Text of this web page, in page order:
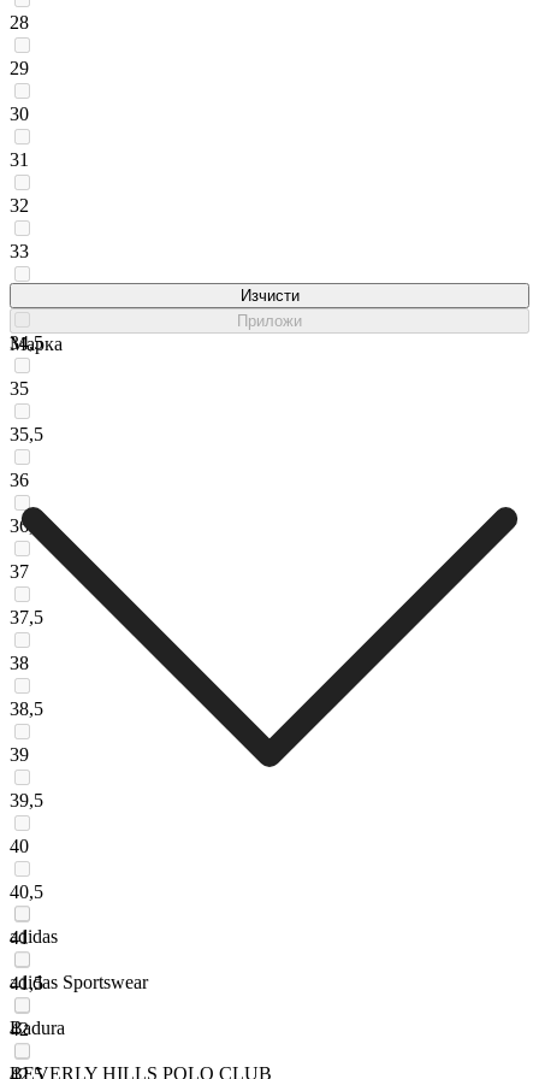
28
29
30
31
32
33
34,5
35
35,5
36
36,5
37
37,5
38
38,5
39
39,5
40
40,5
41
41,5
42
42,5
Изчисти
Приложи
Марка
adidas
adidas Sportswear
Badura
BEVERLY HILLS POLO CLUB